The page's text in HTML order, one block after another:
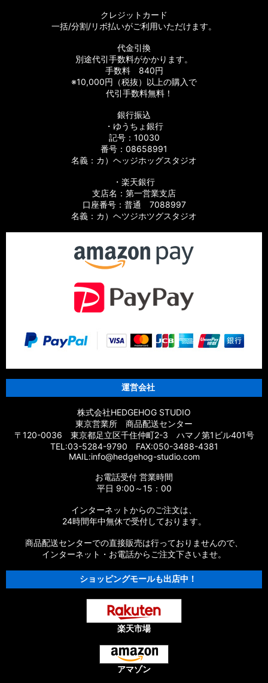
【シマノ】11バイオマスター［BIOMASTER］対応 カスタムパ
【シマノ】08バイオマスター［BIOMASTER］対応 カスタムパ
【シマノ】06バイオマスターMg［BIOMASTER Mg］対応 カ
【シマノ】13-16バイオマスターSW［BIOMASTER SW］対応
【シマノ】10バイオマスターSW［BIOMASTER SW］対応 カ
【シマノ】19スフェロスSW［SPHEROS SW］対応 カスタム
【シマノ】21スフェロスSW［SPHEROS SW］対応 カスタム
【シマノ】14スフェロスSW［SPHEROS SW］対応 カスタム
【シマノ】21エクスセンス［EXSENCE］対応 カスタムパーツ
【シマノ】20エクスセンスBB［EXSENCE BB］対応 カスタム
パーツ
【シマノ】18エクスセンスCI4+［EXSENCE CI4+］対応 カス
タムパーツ
【シマノ】17エクスセンス［EXSENCE］対応 カスタムパーツ
【シマノ】16エクスセンスLB［EXSENCE LB］対応 カスタム
【シマノ】14エクスセンスBB［EXSENCE BB］対応 カスタム
【シマノ】13エクスセンスLB［EXSENCE LB］対応 カスタム
【シマノ】12エクスセンスCI4+［EXSENCE CI4+］対応 カス
タムパーツ
【シマノ】11-12エクスセンスBB［EXSENCE BB］対応 カスタ
【シマノ】11エクスセンスLB SS［EXSENCE LB SS］対応 カ
クレジットカード
一括/分割/リボ払いがご利用いただけます。
代金引換
別途代引手数料がかかります。
手数料 840円
※10,000円（税抜）以上の購入で
代引手数料無料！
銀行振込
・ゆうちょ銀行
記号：10030
番号：08658991
名義：カ）ヘッジホッグスタジオ
・楽天銀行
支店名：第一営業支店
口座番号：普通 7088997
名義：カ）ヘツジホツグスタジオ
運営会社
株式会社HEDGEHOG STUDIO
東京営業所 商品配送センター
〒120-0036 東京都足立区千住仲町2-3 ハマノ第1ビル401号
TEL:03-5284-9790 FAX:050-3488-4381
MAIL:info@hedgehog-studio.com
お電話受付 営業時間
平日 9:00～15：00
インターネットからのご注文は、
24時間年中無休で受付しております。
商品配送センターでの直接販売は行っておりませんので、
インターネット・お電話からご注文下さいませ。
ショッピングモールも出店中！
楽天市場
アマゾン